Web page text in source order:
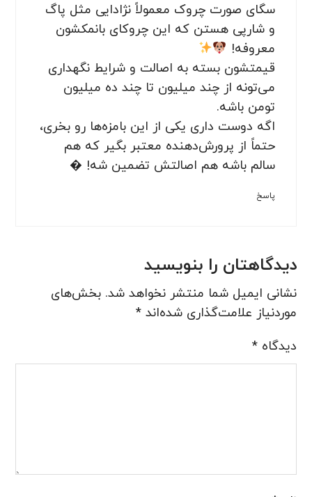
سگای صورت چروک معمولاً نژادایی مثل پاگ
و شارپی هستن که این چروکای بانمکشون
معروفه!
قیمتشون بسته به اصالت و شرایط نگهداری
می‌تونه از چند میلیون تا چند ده میلیون
تومن باشه.
اگه دوست داری یکی از این بامزه‌ها رو بخری،
حتماً از پرورش‌دهنده معتبر بگیر که هم
سالم باشه هم اصالتش تضمین شه! �
پاسخ
دیدگاهتان را بنویسید
نشانی ایمیل شما منتشر نخواهد شد. بخش‌های
موردنیاز علامت‌گذاری شده‌اند*
دیدگاه*